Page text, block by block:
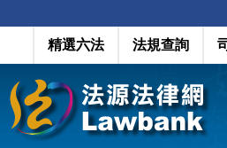
精選六法 法規查詢